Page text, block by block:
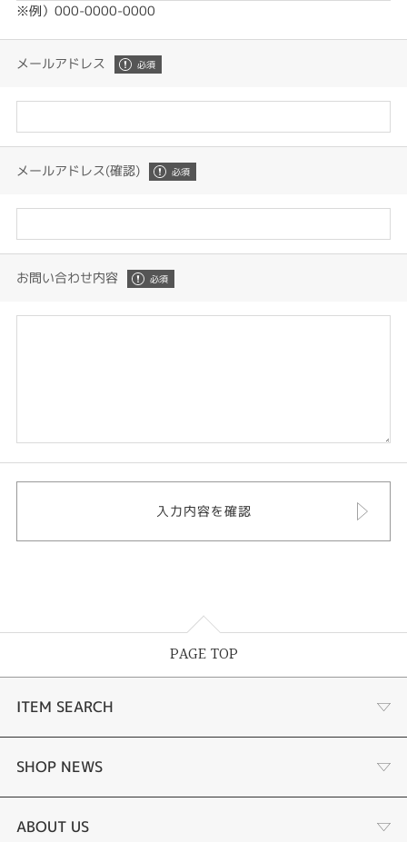
※例）000-0000-0000
メールアドレス
メールアドレス(確認)
お問い合わせ内容
PAGE TOP
ITEM SEARCH
婚約指輪
結婚指輪
SHOP NEWS
ジュエリーリフォーム
ABOUT US